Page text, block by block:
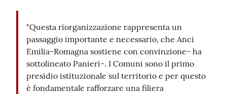
"Questa riorganizzazione rappresenta un
passaggio importante e necessario, che Anci
Emilia-Romagna sostiene con convinzione- ha
sottolineato Panieri-. I Comuni sono il primo
presidio istituzionale sul territorio e per questo
è fondamentale rafforzare una filiera